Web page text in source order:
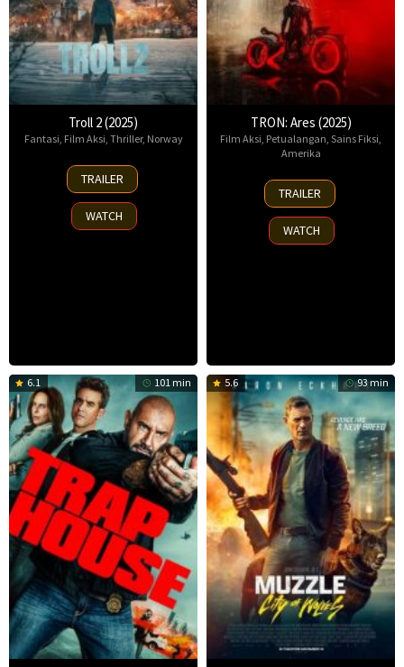
Troll 2 (2025)
Fantasi Film Aksi Thriller, Norway
30
Nov
2025
TRAILER
WATCH
TRON: Ares (2025)
Film Aksi Petualangan Sains Fiksi
Amerika
8
Oct
2025
TRAILER
WATCH
6.1 101 min 5.6 93 min